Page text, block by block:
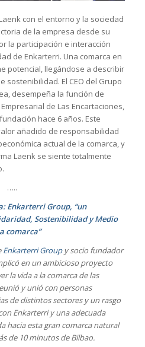
con el entorno y la sociedad
de la empresa desde su
la participación e interacción
de Enkarterri. Una comarca en
potencial, llegándose a describir
sostenibilidad. El CEO del Grupo
desempeña la función de
de Las Encartaciones,
hace 6 años. Este
añadido de responsabilidad
actual de la comarca, y
Laenk se siente totalmente
…..
Enkarterri Group, “un
Sostenibilidad y Medio
comarca”
Enkarterri Groupy socio fundador
en un ambicioso proyecto
la vida a la comarca de las
y unió con personas
de distintos sectores y un rasgo
Enkarterri y una adecuada
hacia esta gran comarca natural
de 10 minutos de Bilbao.